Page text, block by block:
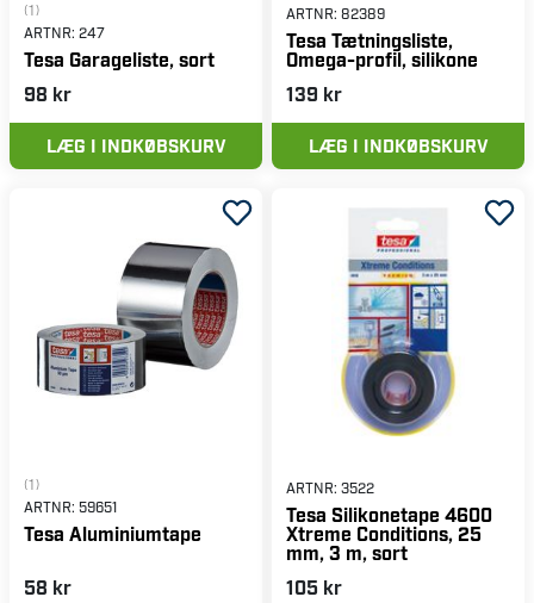
(1)
ARTNR: 247
Tesa Garageliste, sort
98 kr
LÆG I INDKØBSKURV
ARTNR: 82389
Tesa Tætningsliste,
Omega-profil, silikone
139 kr
LÆG I INDKØBSKURV
(1)
ARTNR: 59651
Tesa Aluminiumtape
58 kr
ARTNR: 3522
Tesa Silikonetape 4600
Xtreme Conditions, 25
mm, 3 m, sort
105 kr